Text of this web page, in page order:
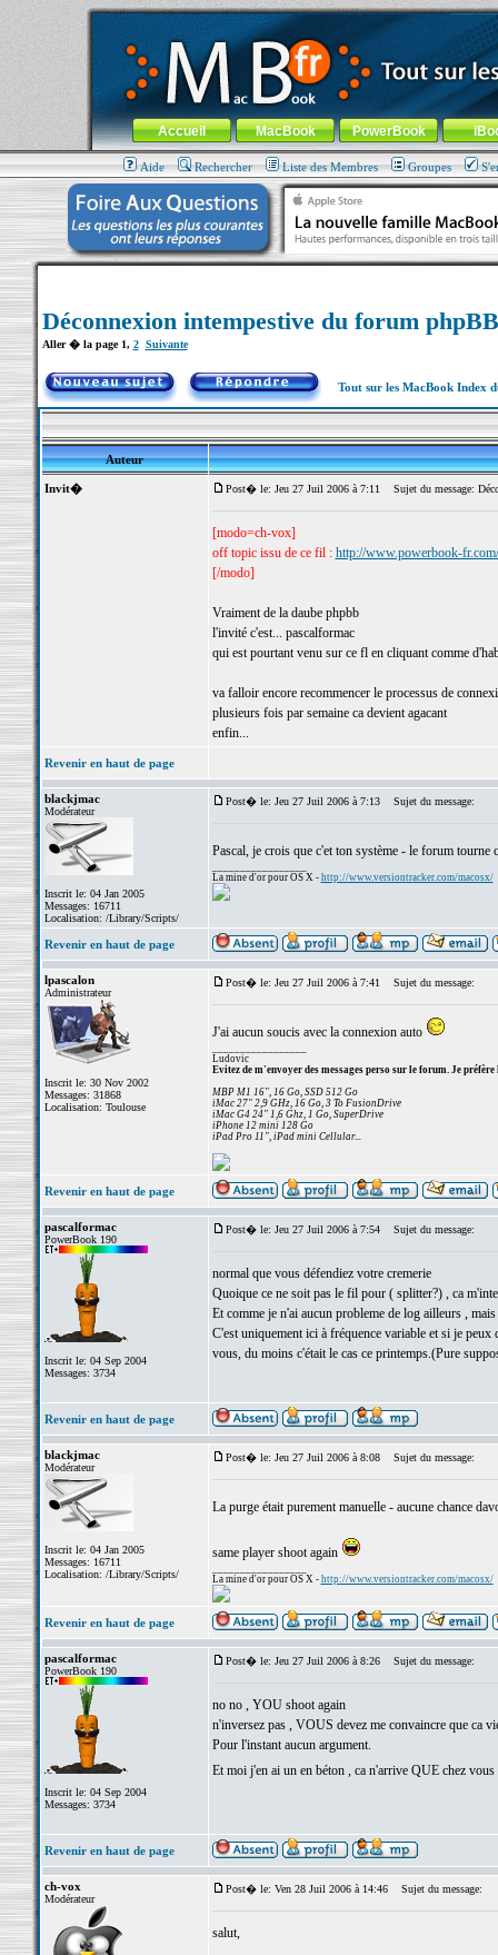
MacBook-fr.com : 100% Apple... 100% nomade !
Aller au contenu-Aller au menu général-Aller au menu de
Menu général
Accueil MacBook PowerBook
Aide Rechercher Liste des Membres Groupes
Déconnexion intempestive du forum
Aller � la page 1, 2 Suivante
Tout sur les MacBook Index
Auteur
Invit� Post� le: Jeu 27 Juil 2006 à 7:11 Sujet du message:
[modo=ch-vox]
off topic issu de ce fil : http://www.powerbook-
[/modo]
Vraiment de la daube phpbb
l'invité c'est... pascalformac
qui est pourtant venu sur ce fl en cliquant comme
va falloir encore recommencer le processus de
plusieurs fois par semaine ca devient agacant
enfin...
Revenir en haut de page
blackjmac
Modérateur
Inscrit le: 04 Jan 2005
Messages: 16711
Localisation: /Library/Scripts/
Post� le: Jeu 27 Juil 2006 à 7:13 Sujet du message:
Pascal, je crois que c'et ton système - le forum
La mine d'or pour OS X - http://www.versiontracker.com/macosx/
Revenir en haut de page
lpascalon
Administrateur
Inscrit le: 30 Nov 2002
Messages: 31868
Localisation: Toulouse
Post� le: Jeu 27 Juil 2006 à 7:41 Sujet du message:
J'ai aucun soucis avec la connexion auto
Ludovic
Evitez de m'envoyer des messages perso sur le forum. Je préfère
MBP M1 16", 16 Go, SSD 512 Go
iMac 27" 2,9 GHz, 16 Go, 3 To FusionDrive
iMac G4 24" 1,6 Ghz, 1 Go, SuperDrive
iPhone 12 mini 128 Go
iPad Pro 11", iPad mini Cellular...
Revenir en haut de page
pascalformac
PowerBook 190
Inscrit le: 04 Sep 2004
Messages: 3734
Post� le: Jeu 27 Juil 2006 à 7:54 Sujet du message:
normal que vous défendiez votre cremerie
Quoique ce ne soit pas le fil pour ( splitter?) , ca
Et comme je n'ai aucun probleme de log ailleurs ,
C'est uniquement ici à fréquence variable et si je peux
vous, du moins c'était le cas ce printemps.(Pure
Revenir en haut de page
blackjmac
Modérateur
Inscrit le: 04 Jan 2005
Messages: 16711
Localisation: /Library/Scripts/
Post� le: Jeu 27 Juil 2006 à 8:08 Sujet du message:
La purge était purement manuelle - aucune chance
same player shoot again
La mine d'or pour OS X - http://www.versiontracker.com/macosx/
Revenir en haut de page
pascalformac
PowerBook 190
Inscrit le: 04 Sep 2004
Messages: 3734
Post� le: Jeu 27 Juil 2006 à 8:26 Sujet du message:
no no , YOU shoot again
n'inversez pas , VOUS devez me convaincre que ca
Pour l'instant aucun argument.
Et moi j'en ai un en béton , ca n'arrive QUE chez vous
Revenir en haut de page
ch-vox
Modérateur
Post� le: Ven 28 Juil 2006 à 14:46 Sujet du message:
salut,